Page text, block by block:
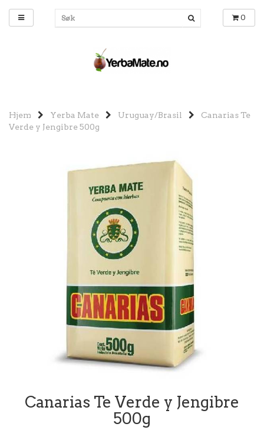
0
Hjem Yerba Mate Uruguay/Brasil
Canarias Te
Verde y Jengibre 500g
Canarias Te Verde y Jengibre
500g